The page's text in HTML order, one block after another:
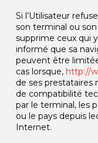
Si l’Utilisateur
son terminal ou
supprime ceux qui
informé que sa
peuvent être
cas lorsque, http://
de ses prestataires
de compatibilité
par le terminal, les
ou le pays depuis
Internet.